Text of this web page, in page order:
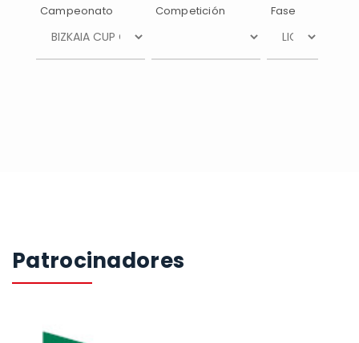
Campeonato Competición Fase
Patrocinadores